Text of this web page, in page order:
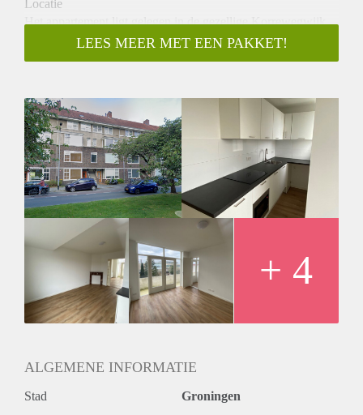
Locatie
Het appartement ligt gelegen in de gezellige Korrewegwijk.
Verder ligt het centrum van Groningen op fietsafstand met
breed scala aan winkels, restaurants en cafés. De woning is
Bij binnenkomst in de woning kom je eerst in de hal, die
toegang geeft tot de grote en lichte woonkamer met open
keuken. De open keuken is uitgerust met moderne
inbouwapparatuur, zoals een inductiekookplaat, oven en
koelkast. De woning beschikt verder over een aparte
slaapkamer van ca 5 m2. Ook is de badkamer compleet
gerenoveerd en is er een balkon aanwezig.
Huurprijs
De huurprijs is € 1.421,- inclusief gas, water, elektra en
internet.
Vanwege het hoge aantal aanvragen kunnen we niet op
iedereen reageren. Wij nodigen doorgaans circa 5 kandidaten
uit voor een bezichtiging. We kunnen helaas niet iedereen
LEES MEER MET EEN PAKKET!
+ 4
ALGEMENE INFORMATIE
Stad Groningen